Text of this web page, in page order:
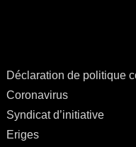
Déclaration de politique
Coronavirus
Syndicat d’initiative
Eriges